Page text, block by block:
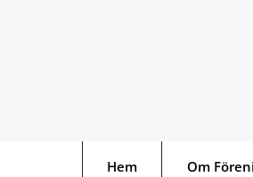
Hem Om